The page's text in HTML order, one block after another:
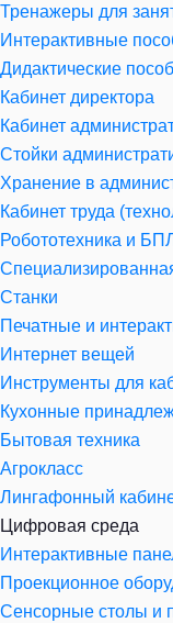
Тренажеры для
Интерактивные
Дидактические
Кабинет директора
Кабинет
Стойки
Хранение в
Кабинет труда
Робототехника и
Станки
Печатные и
Интернет вещей
Инструменты для
Кухонные
Бытовая техника
Агрокласс
Лингафонный
Цифровая среда
Интерактивные
Проекционное
Сенсорные столы и